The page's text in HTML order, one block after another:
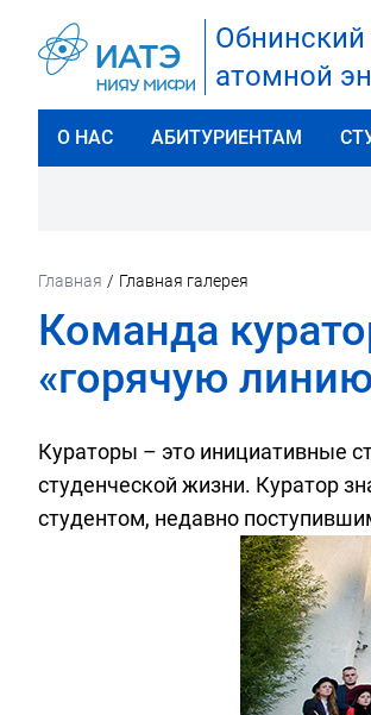
Обнинский
атомной
О НАС АБИТУРИЕНТАМ
Главная / Главная галерея
Команда
«горячую
Кураторы – это инициативные
студенческой жизни. Куратор
студентом, недавно